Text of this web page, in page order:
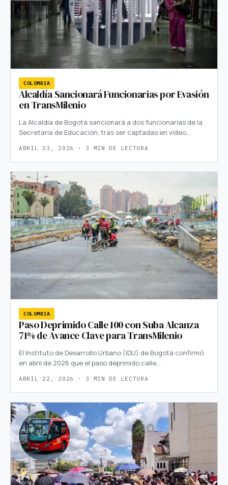
COLOMBIA
Alcaldía Sancionará Funcionarias por Evasión
en TransMilenio
La Alcaldía de Bogotá sancionará a dos funcionarias de la
Secretaría de Educación, tras ser captadas en video…
ABRIL 23, 2026 · 3 MIN DE LECTURA
COLOMBIA
Paso Deprimido Calle 100 con Suba Alcanza
71% de Avance Clave para TransMilenio
El Instituto de Desarrollo Urbano (IDU) de Bogotá confirmó
en abril de 2026 que el paso deprimido calle…
ABRIL 22, 2026 · 3 MIN DE LECTURA